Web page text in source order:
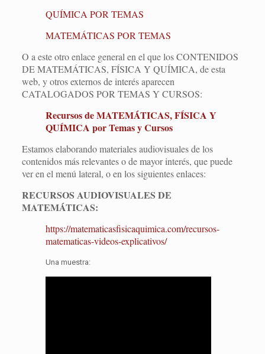
QUÍMICA POR TEMAS
MATEMÁTICAS POR TEMAS
O a este otro enlace general en el que los CONTENIDOS
DE MATEMÁTICAS, FÍSICA Y QUÍMICA, de esta
web, y otros externos de interés aparecen
CATALOGADOS POR TEMAS Y CURSOS:
Recursos de MATEMÁTICAS, FÍSICA Y
QUÍMICA por Temas y Cursos
Estamos elaborando materiales audiovisuales de los
contenidos más relevantes o de mayor interés, que puede
ver en el menú lateral, o en los siguientes enlaces:
RECURSOS AUDIOVISUALES DE
MATEMÁTICAS:
https://matematicasfisicaquimica.com/recursos-
matematicas-videos-explicativos/
Una muestra: